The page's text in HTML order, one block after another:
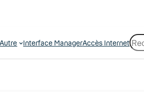
Autre Interface ManagerAccès InternetR
e
c